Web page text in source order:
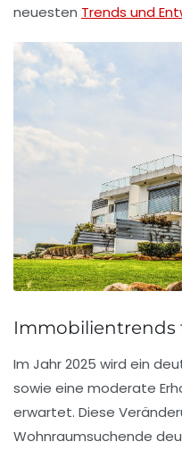
neuesten Trends und
Immobilientrends
Im Jahr 2025 wird ein
sowie eine moderate
erwartet. Diese
Wohnraumsuchende